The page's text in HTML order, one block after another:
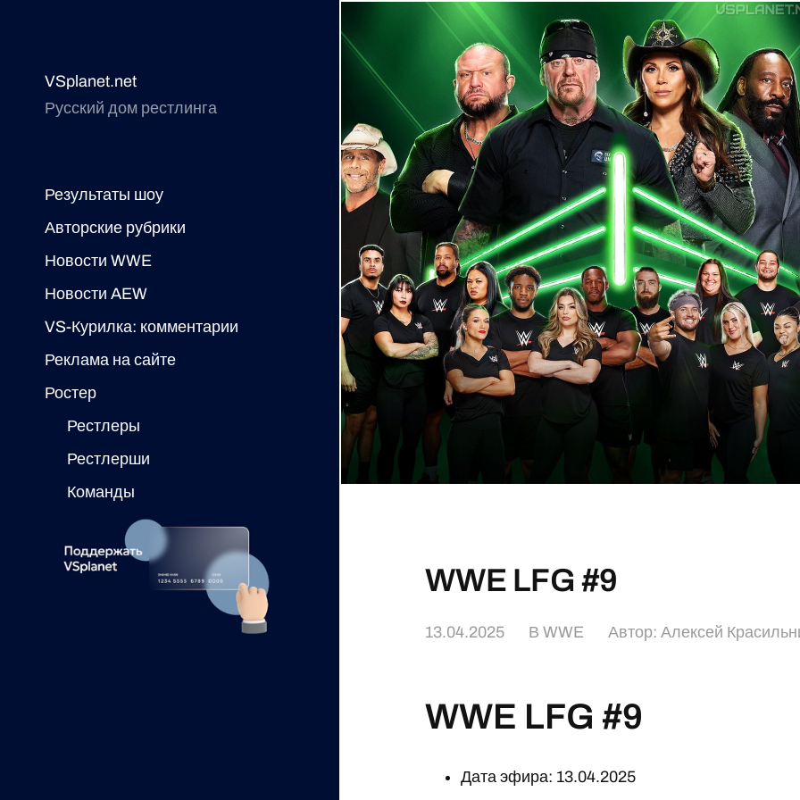
VSplanet.net
Русский дом рестлинга
Результаты шоу
Авторские рубрики
Новости WWE
Новости AEW
VS-Курилка: комментарии
Реклама на сайте
Ростер
Рестлеры
Рестлерши
Команды
WWE LFG #9
13.04.2025 ВWWE Автор:Алексей
WWE LFG #9
Дата эфира: 13.04.2025